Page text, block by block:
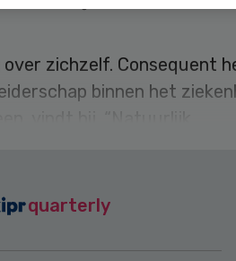
zichzelf. Consequent
binnen het
quarterly